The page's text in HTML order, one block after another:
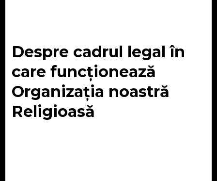
Despre cadrul legal în
care funcționează
Organizația noastră
Religioasă